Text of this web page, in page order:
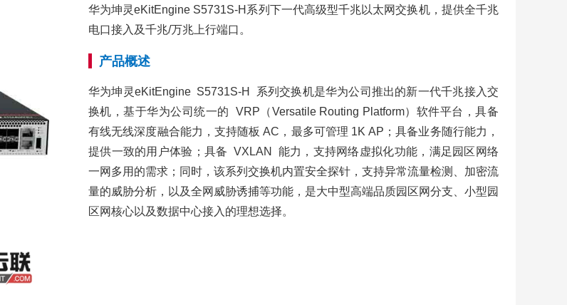
华为坤灵eKitEngine S5731S-H系列下一代高级型千兆以太网交换机，提供全千兆
电口接入及千兆/万兆上行端口。
产品概述
华为坤灵eKitEngine S5731S-H 系列交换机是华为公司推出的新一代千兆接入交
换机，基于华为公司统一的 VRP（Versatile Routing Platform）软件平台，具备
有线无线深度融合能力，支持随板 AC，最多可管理 1K AP；具备业务随行能力，
提供一致的用户体验；具备 VXLAN 能力，支持网络虚拟化功能，满足园区网络
一网多用的需求；同时，该系列交换机内置安全探针，支持异常流量检测、加密流
量的威胁分析，以及全网威胁诱捕等功能，是大中型高端品质园区网分支、小型园
区网核心以及数据中心接入的理想选择。